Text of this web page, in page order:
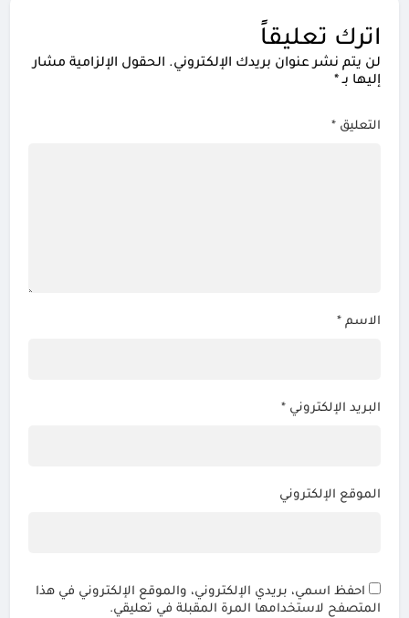
اترك تعليقاً
لن يتم نشر عنوان بريدك الإلكتروني. الحقول الإلزامية مشار
إليها بـ*
التعليق *
الاسم *
البريد الإلكتروني *
الموقع الإلكتروني
احفظ اسمي، بريدي الإلكتروني، والموقع الإلكتروني في هذا
المتصفح لاستخدامها المرة المقبلة في تعليقي.